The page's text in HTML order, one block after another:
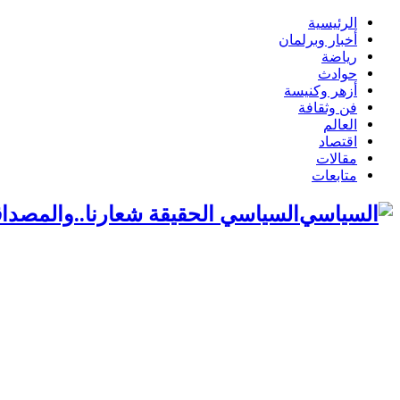
الرئيسية
أخبار وبرلمان
رياضة
حوادث
أزهر وكنيسة
فن وثقافة
العالم
اقتصاد
مقالات
متابعات
السياسي الحقيقة